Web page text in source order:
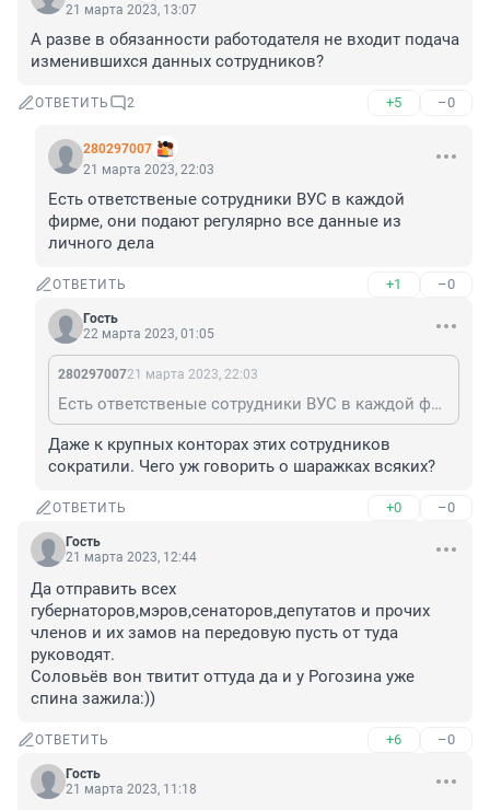
21 марта 2023, 13:07
А разве в обязанности работодателя не входит подача
изменившихся данных сотрудников?
ОТВЕТИТЬ 2 +5 –0
280297007
21 марта 2023, 22:03
Есть ответственые сотрудники ВУС в каждой
фирме, они подают регулярно все данные из
личного дела
ОТВЕТИТЬ +1 –0
Гость
22 марта 2023, 01:05
28029700721 марта 2023, 22:03
Есть ответственые сотрудники ВУС в каждой фирме, они подают регулярно все данные из личного дела
Даже к крупных конторах этих сотрудников
сократили. Чего уж говорить о шаражках всяких?
ОТВЕТИТЬ +0 –0
Гость
21 марта 2023, 12:44
Да отправить всех
губернаторов,мэров,сенаторов,депутатов и прочих
членов и их замов на передовую пусть от туда
руководят.
Соловьёв вон твитит оттуда да и у Рогозина уже
спина зажила:))
ОТВЕТИТЬ +6 –0
Гость
21 марта 2023, 11:18